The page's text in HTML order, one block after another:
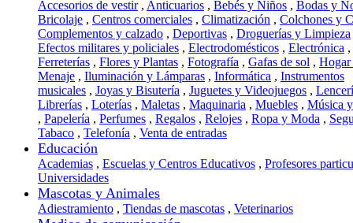
Accesorios de vestir, Anticuarios , Bebés y Niños , Bodas y
Bricolaje , Centros comerciales , Climatización , Colchones y
Complementos y calzado , Deportivas , Droguerías y Limpieza
Efectos militares y policiales , Electrodomésticos , Electrónica ,
Ferreterías , Flores y Plantas , Fotografía , Gafas de sol ,
Menaje , Iluminación y Lámparas , Informática , Instrumentos
musicales , Joyas y Bisutería , Juguetes y Videojuegos ,
Librerías , Loterías , Maletas , Maquinaria , Muebles , Música
, Papelería , Perfumes , Regalos , Relojes , Ropa y Moda ,
Tabaco , Telefonía , Venta de entradas
Educación
Academias , Escuelas y Centros Educativos , Profesores
Universidades
Mascotas y Animales
Adiestramiento , Tiendas de mascotas , Veterinarios